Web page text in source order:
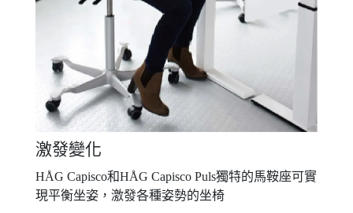
激發變化
HÅG Capisco和HÅG Capisco Puls獨特的馬鞍座可實
現平衡坐姿，激發各種姿勢的坐椅